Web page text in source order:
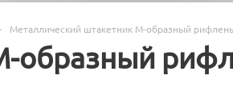
- Металлический штакетник М-образный
образный